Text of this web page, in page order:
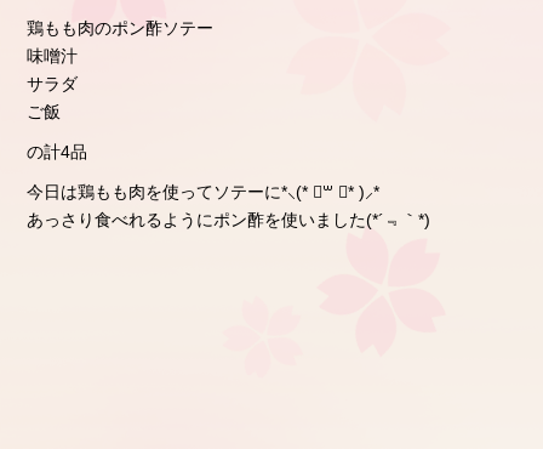
鶏もも肉のポン酢ソテー
味噌汁
サラダ
ご飯
の計4品
今日は鶏もも肉を使ってソテーに*⸜(* ॑꒳ ॑* )⸝*
あっさり食べれるようにポン酢を使いました(*´﹃｀*)